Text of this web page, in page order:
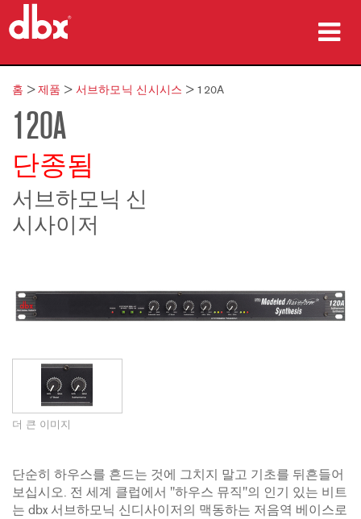
제품
사례 연구
구매처
교육
지원
언어/지역
홈 >제품 > 서브하모닉 신시시스 > 120A
120A
단종됨
서브하모닉 신
시사이저
더 큰 이미지
단순히 하우스를 흔드는 것에 그치지 말고 기초를 뒤흔들어
보십시오. 전 세계 클럽에서 "하우스 뮤직"의 인기 있는 비트
는 dbx 서브하모닉 신디사이저의 맥동하는 저음역 베이스로